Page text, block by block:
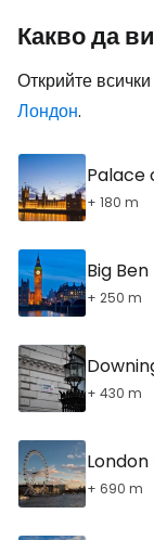
Какво да
Открийте всички
Лондон.
Palace
+ 180 m
Big Ben
+ 250 m
+ 430 m
London
+ 690 m